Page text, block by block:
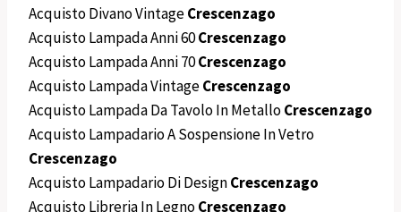
Acquisto Divano VintageCrescenzago
Acquisto Lampada Anni 60Crescenzago
Acquisto Lampada Anni 70Crescenzago
Acquisto Lampada VintageCrescenzago
Acquisto Lampada Da Tavolo In MetalloCrescenzago
Acquisto Lampadario A Sospensione In Vetro
Crescenzago
Acquisto Lampadario Di DesignCrescenzago
Acquisto Libreria In LegnoCrescenzago